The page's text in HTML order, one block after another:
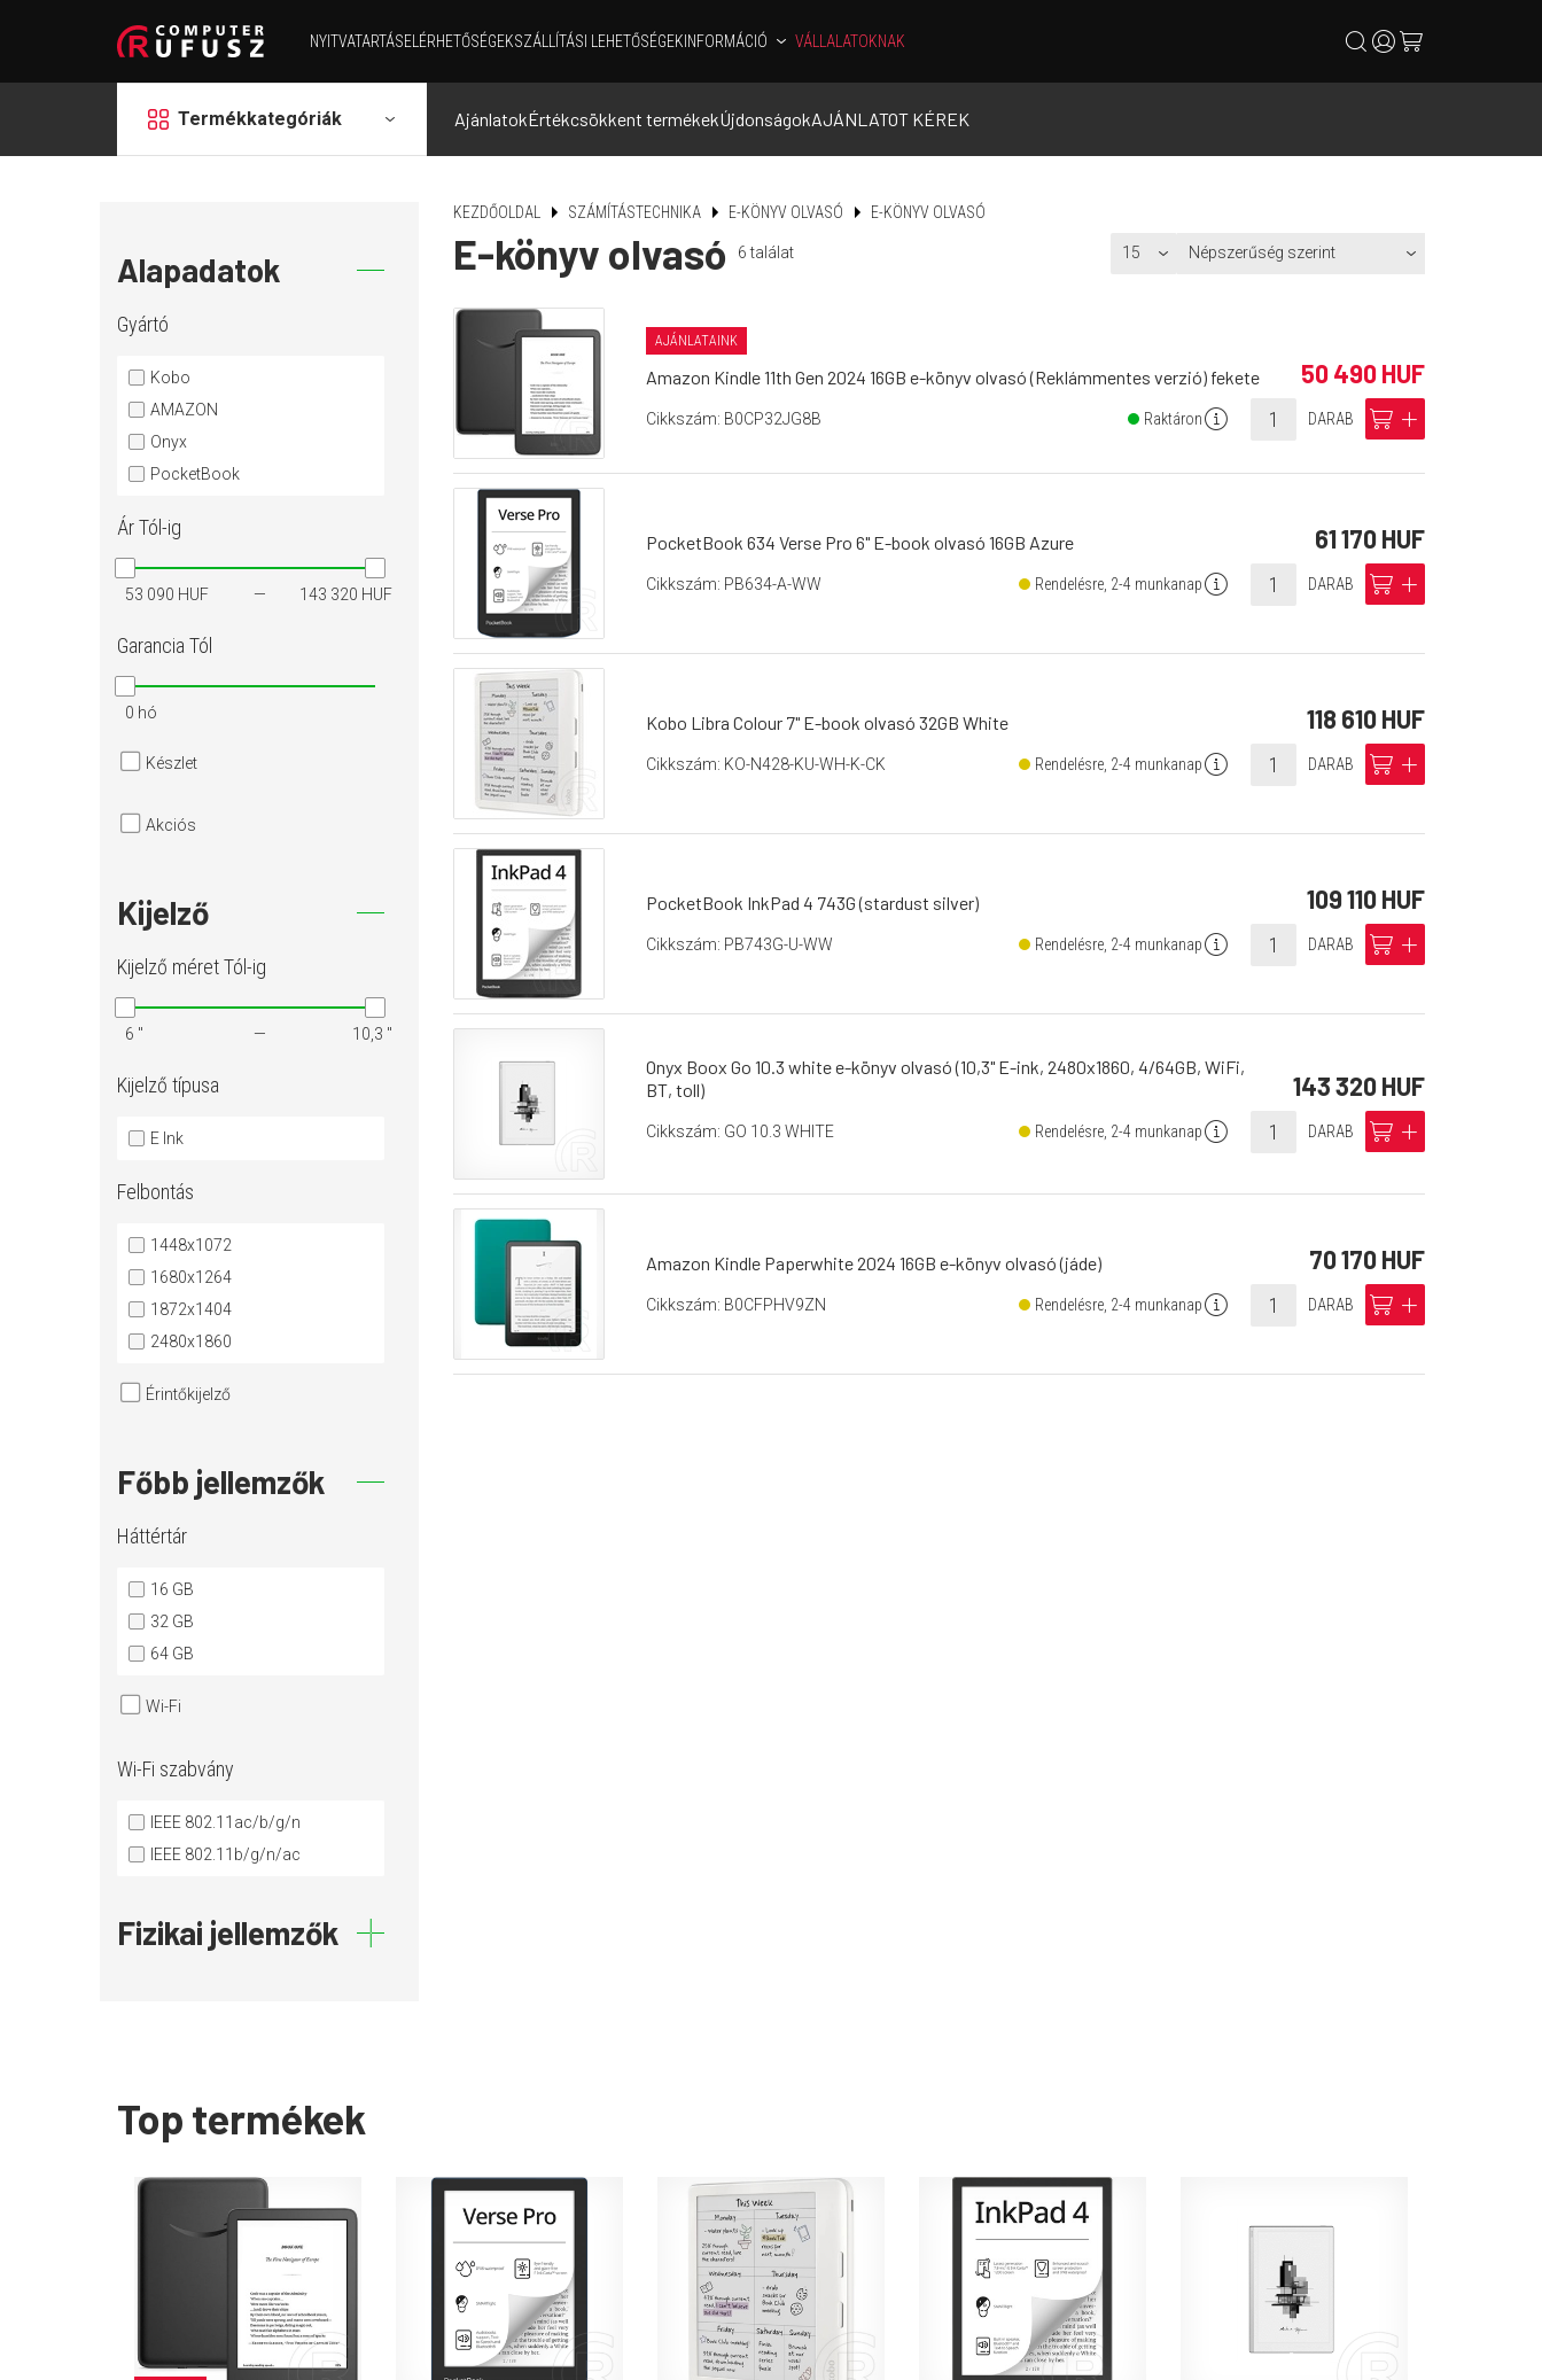
NYITVATARTÁSELÉRHETŐSÉGEKSZÁLLÍTÁSI LEHETŐSÉGEKINFORMÁCIÓ VÁLLALATOKNAK search usercart
grid Termékkategóriák AjánlatokÉrtékcsökkent termékekÚjdonságokAJÁNLATOT KÉREK
KEZDŐOLDAL SZÁMÍTÁSTECHNIKA E-KÖNYV OLVASÓ E-KÖNYV OLVASÓ
E-könyv olvasó 6 találat
AJÁNLATAINK
Amazon Kindle 11th Gen 2024 16GB e-könyv olvasó (Reklámmentes verzió) fekete 50 490 HUF
Cikkszám: B0CP32JG8B Raktároninfo DARAB cart add
PocketBook 634 Verse Pro 6" E-book olvasó 16GB Azure 61 170 HUF
Cikkszám: PB634-A-WW Rendelésre, 2-4 munkanapinfo DARAB cart add
Kobo Libra Colour 7" E-book olvasó 32GB White 118 610 HUF
Cikkszám: KO-N428-KU-WH-K-CK Rendelésre, 2-4 munkanapinfo DARAB cart add
PocketBook InkPad 4 743G (stardust silver) 109 110 HUF
Cikkszám: PB743G-U-WW Rendelésre, 2-4 munkanapinfo DARAB cart add
Onyx Boox Go 10.3 white e-könyv olvasó (10,3" E-ink, 2480x1860, 4/64GB, WiFi,
BT, toll)
143 320 HUF
Cikkszám: GO 10.3 WHITE Rendelésre, 2-4 munkanapinfo DARAB cart add
Amazon Kindle Paperwhite 2024 16GB e-könyv olvasó (jáde) 70 170 HUF
Cikkszám: B0CFPHV9ZN Rendelésre, 2-4 munkanapinfo DARAB cart add
Alapadatok
Gyártó
Kobo
AMAZON
Onyx
PocketBook
ÁrTól-ig
53 090 HUF 143 320 HUF
Garancia Tól
0 hó
Készlet
Akciós
Kijelző
Kijelző méretTól-ig
6 " 10,3 "
Kijelző típusa
E Ink
Felbontás
1448x1072
1680x1264
1872x1404
2480x1860
Érintőkijelző
Főbb jellemzők
Háttértár
16 GB
32 GB
64 GB
Wi-Fi
Wi-Fi szabvány
IEEE 802.11ac/b/g/n
IEEE 802.11b/g/n/ac
Fizikai jellemzők
Top termékek